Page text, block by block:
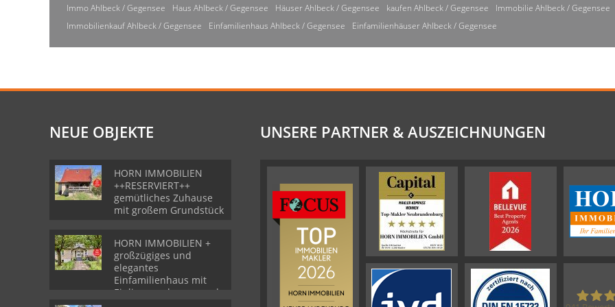
Immo Ahlbeck / Gegensee Haus Ahlbeck / Gegensee Häuser Ahlbeck / Gegensee kaufen Ahlbeck / Gegensee
Immobilie Ahlbeck / Gegensee
Immobilienkauf Ahlbeck / Gegensee
Einfamilienhaus Ahlbeck / Gegensee Einfamilienhäuser Ahlbeck / Gegensee
NEUE OBJEKTE
HORN IMMOBILIEN
++RESERVIERT++
gemütliches Zuhause
mit großem Grundstück
HORN IMMOBILIEN +
großzügiges und
elegantes
Einfamilienhaus mit
Einliegerwohnung und
UNSERE PARTNER & AUSZEICHNUNGEN